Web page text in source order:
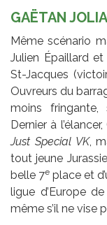
GAËTAN
Même scénario
Julien Épaillard et
St-Jacques
Ouvreurs du
moins
Dernier à
Just Special VK,
tout jeune
belle 7e place et
ligue d’Europe
même s’il ne vise